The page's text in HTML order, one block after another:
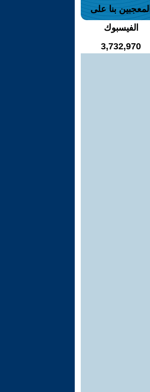
المعجبين بنا على
الفيسبوك
3,732,970